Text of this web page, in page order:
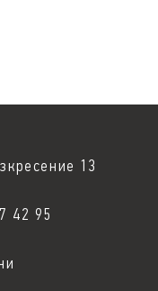
13
42 95